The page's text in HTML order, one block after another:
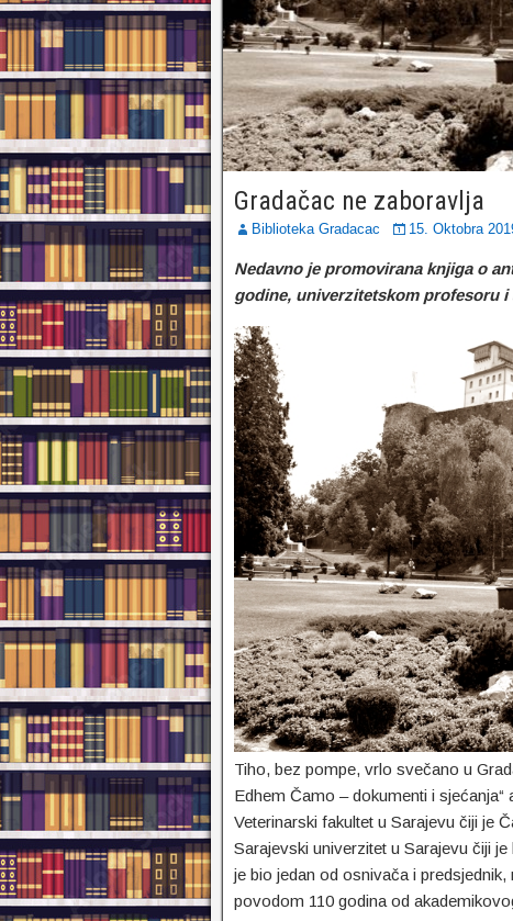
Gradačac ne zaboravlja
Biblioteka Gradacac 15. Oktobra
Nedavno je promovirana knjiga o
godine, univerzitetskom profesoru i
Tiho, bez pompe, vrlo svečano u
Edhem Čamo – dokumenti i
Veterinarski fakultet u Sarajevu čiji je
Sarajevski univerzitet u Sarajevu čiji
je bio jedan od osnivača i
povodom 110 godina od